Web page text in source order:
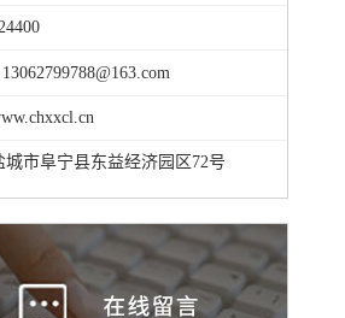
城市阜宁县东益经济园区72号